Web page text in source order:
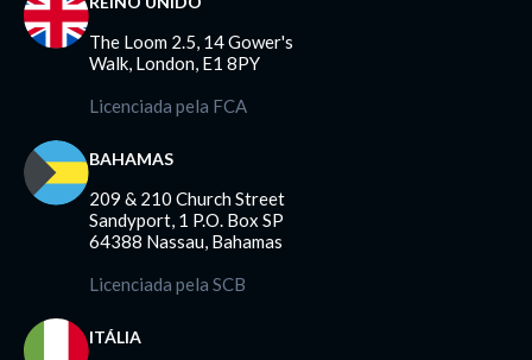
The Loom 2.5, 14 Gower's
Walk, London, E1 8PY
Licenciada pela FCA
BAHAMAS
209 & 210 Church Street
Sandyport, 1 P.O. Box SP
64388 Nassau, Bahamas
Licenciada pela SCB
ITÁLIA